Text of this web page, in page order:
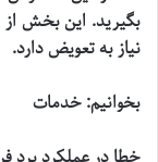
بگیرید. این بخش از
نیاز به تعویض دارد.
بخوانیم: خدمات